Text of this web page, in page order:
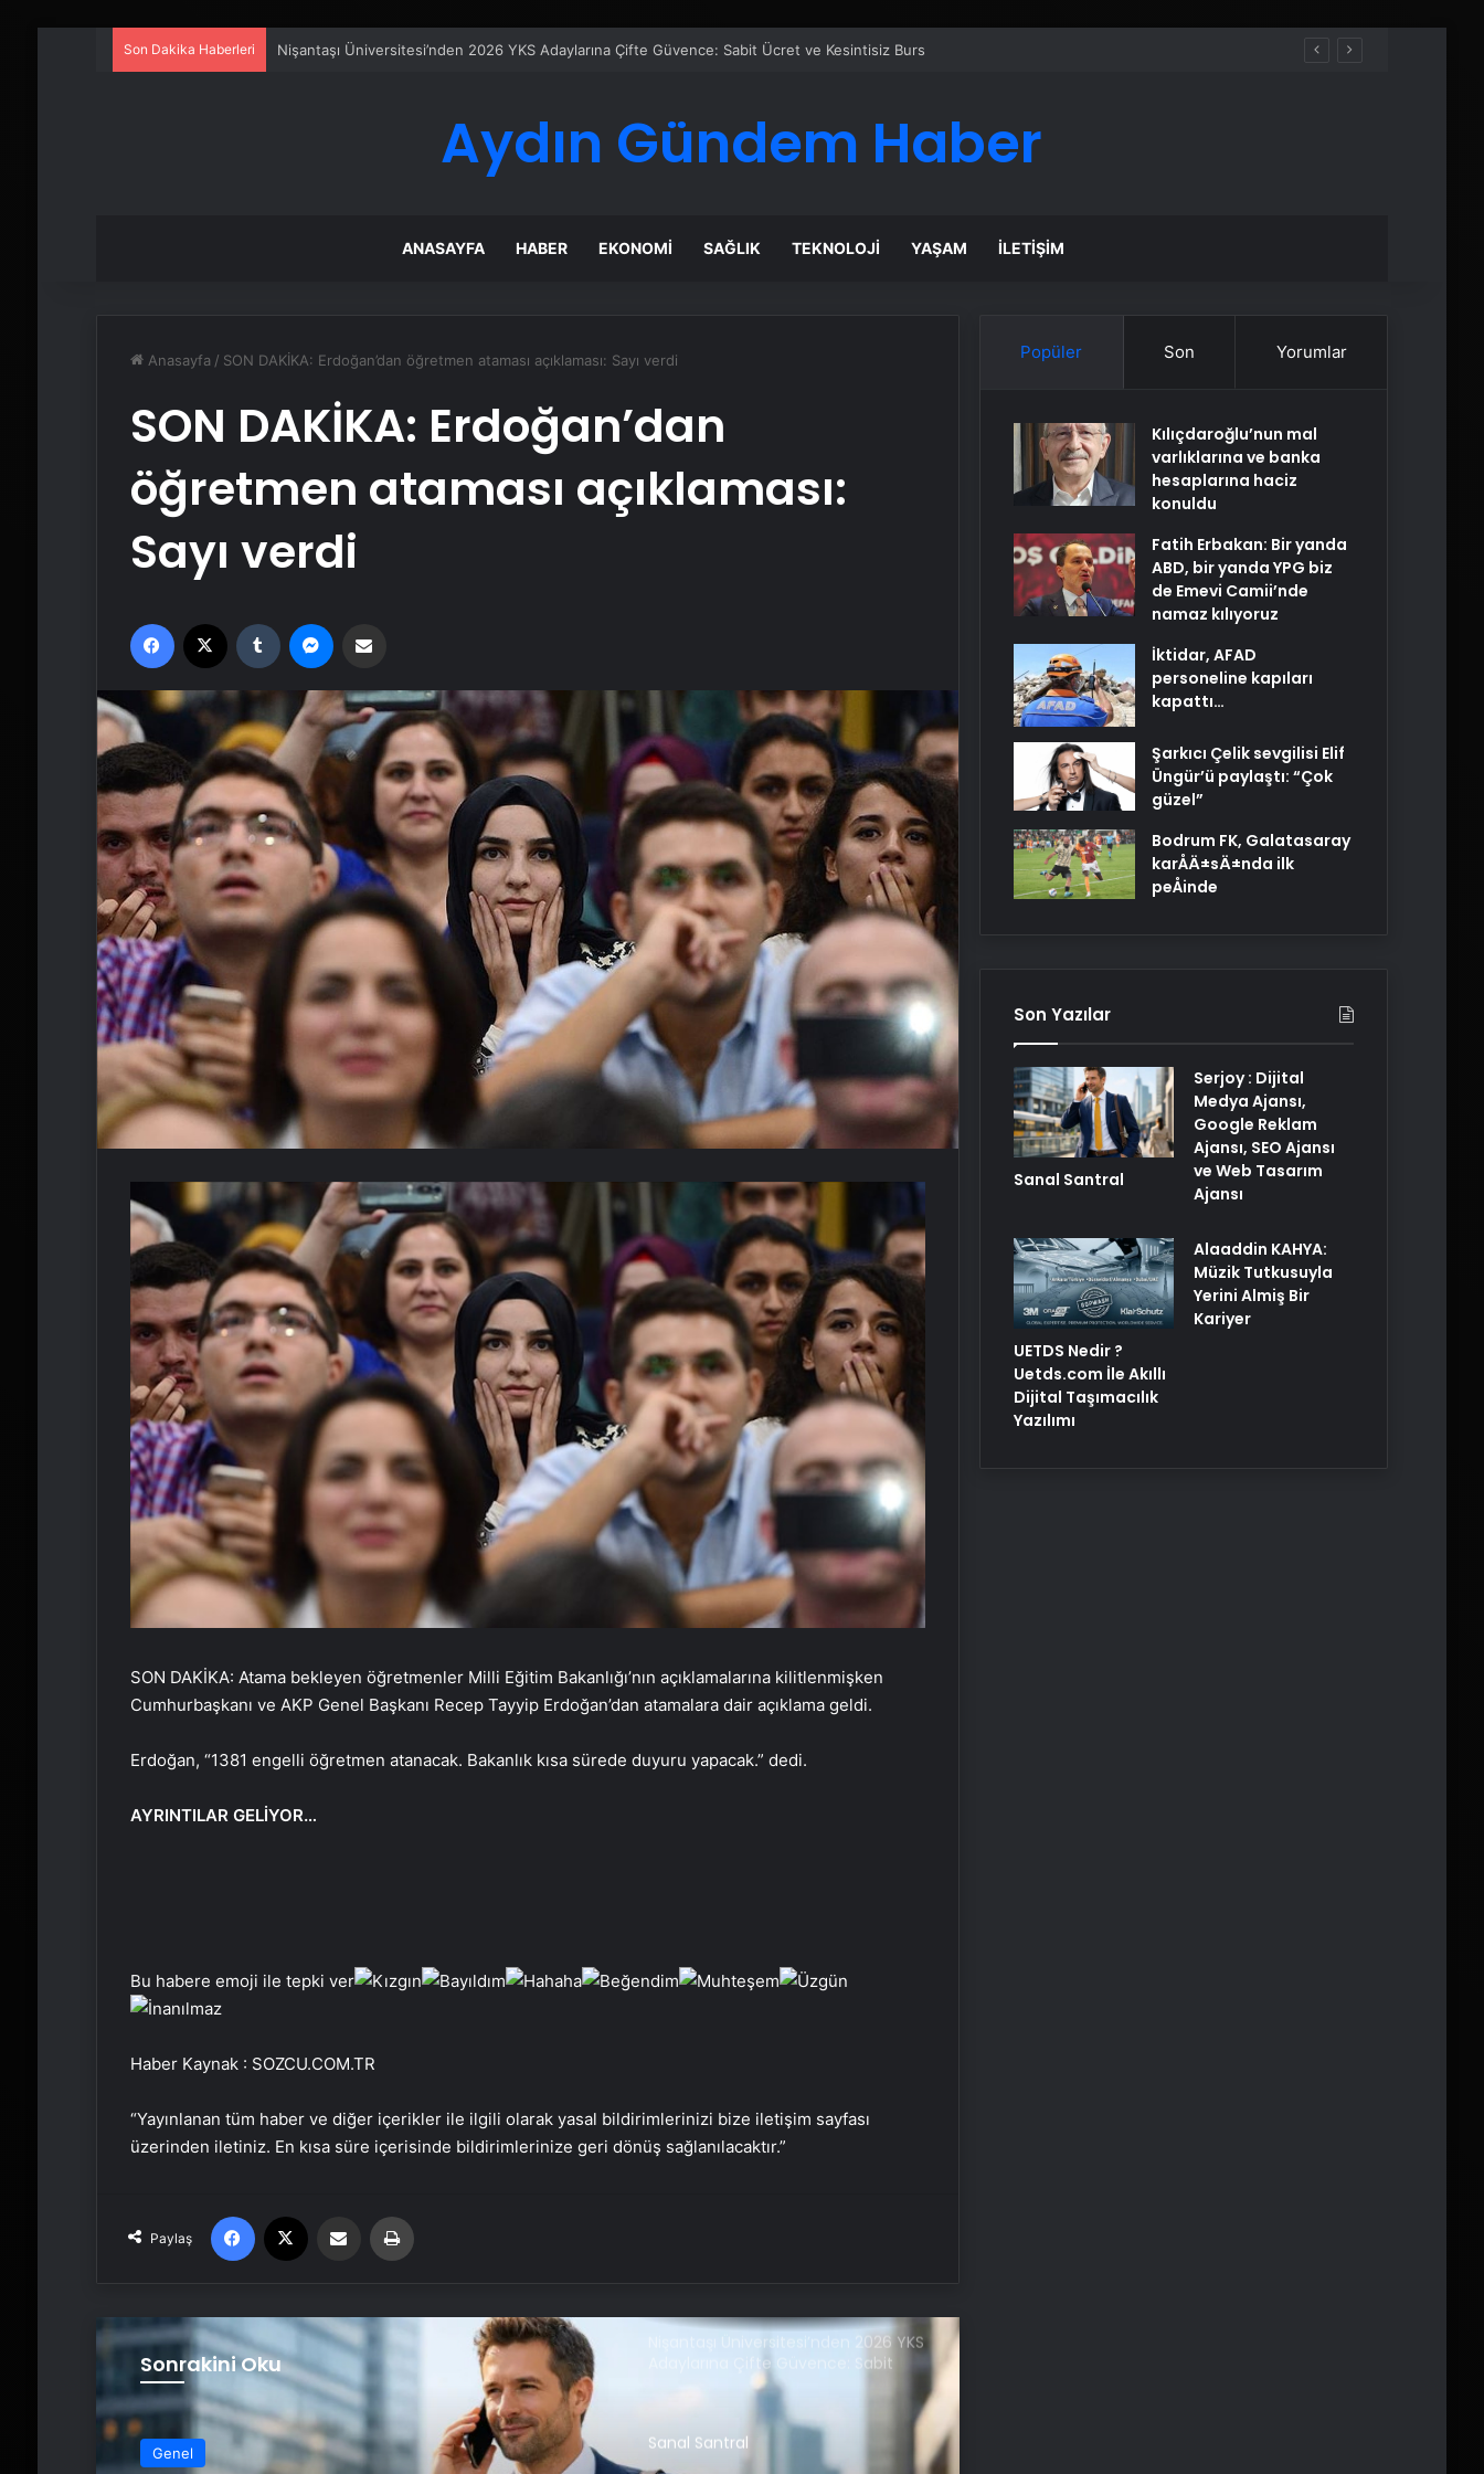
Son Dakika Haberleri Sanal Santral
Aydın Gündem Haber
ANASAYFA HABER EKONOMI SAĞLIK TEKNOLOJI YAŞAM İLETIŞIM
Anasayfa / SON DAKİKA: Erdoğan’dan öğretmen ataması açıklaması: Sayı verdi
SON DAKİKA: Erdoğan’dan
öğretmen ataması açıklaması:
Sayı verdi
Facebook Tumblr
SON DAKİKA: Atama bekleyen öğretmenler Milli Eğitim Bakanlığı’nın açıklamalarına kilitlenmişken
Cumhurbaşkanı ve AKP Genel Başkanı Recep Tayyip Erdoğan’dan atamalara dair açıklama geldi.
Erdoğan, “1381 engelli öğretmen atanacak. Bakanlık kısa sürede duyuru yapacak.” dedi.
AYRINTILAR GELİYOR…
Bu habere emoji ile tepki ver
Haber Kaynak : SOZCU.COM.TR
“Yayınlanan tüm haber ve diğer içerikler ile ilgili olarak yasal bildirimlerinizi bize iletişim sayfası
üzerinden iletiniz. En kısa süre içerisinde bildirimlerinize geri dönüş sağlanılacaktır.”
Paylaş
Facebook Email'den paylaş
Sonrakini Oku
Genel
Vira Assistance’tan Türkiye
Genelinde Güvenli Araç Taşıma ve
Ankara halı yıkama fabrikası
Nişantaşı Üniversitesi’nden 2026 YKS
Adaylarına Çifte Güvence: Sabit
Ücret ve Kesintisiz Burs
Sanal Santral
Popüler Son Yorumlar
Kılıçdaroğlu’nun mal
varlıklarına ve banka
hesaplarına haciz
konuldu
Fatih Erbakan: Bir yanda
ABD, bir yanda YPG biz
de Emevi Camii’nde
namaz kılıyoruz
İktidar, AFAD
personeline kapıları
kapattı…
Şarkıcı Çelik sevgilisi Elif
Üngür’ü paylaştı: “Çok
güzel”
Bodrum FK, Galatasaray
karÅÄ±sÄ±nda ilk
peÅinde
Son Yazılar
Sanal Santral
Serjoy : Dijital
Medya Ajansı,
Google Reklam
Ajansı, SEO Ajansı
ve Web Tasarım
Ajansı
UETDS Nedir ?
Uetds.com İle Akıllı
Dijital Taşımacılık
Yazılımı
Alaaddin KAHYA:
Müzik Tutkusuyla
Yerini Almiş Bir
Kariyer